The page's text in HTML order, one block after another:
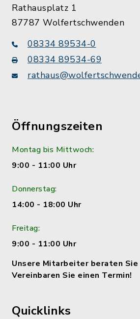
Rathausplatz 1
87787 Wolfertschwenden
08334 89534-0
08334 89534-69
Öffnungszeiten
Montag bis Mittwoch:
9:00 - 11:00 Uhr
Donnerstag:
14:00 - 18:00 Uhr
Freitag:
9:00 - 11:00 Uhr
Unsere Mitarbeiter beraten Sie
Vereinbaren Sie einen Termin!
Quicklinks